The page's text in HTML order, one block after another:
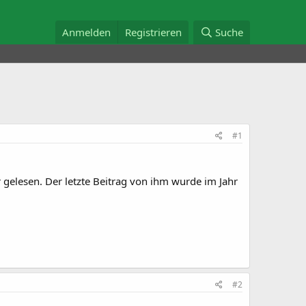
Anmelden Registrieren Suche
#1
Der letzte Beitrag von ihm wurde im Jahr
#2